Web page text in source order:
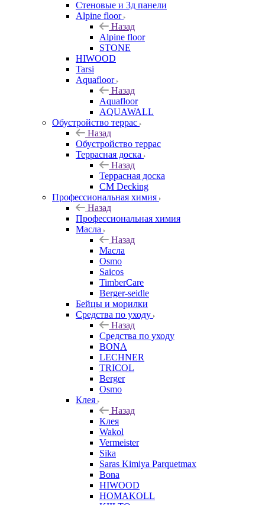
Стеновые и 3д панели
Alpine floor
Назад
Alpine floor
STONE
HIWOOD
Tarsi
Aquafloor
Назад
Aquafloor
AQUAWALL
Обустройство террас
Назад
Обустройство террас
Террасная доска
Назад
Террасная доска
CM Decking
Профессиональная химия
Назад
Профессиональная химия
Масла
Назад
Масла
Osmo
Saicos
TimberCare
Berger-seidle
Бейцы и морилки
Средства по уходу
Назад
Средства по уходу
BONA
LECHNER
TRICOL
Berger
Osmo
Клея
Назад
Клея
Wakol
Vermeister
Sika
Saras Kimiya Parquetmax
Bona
HIWOOD
HOMAKOLL